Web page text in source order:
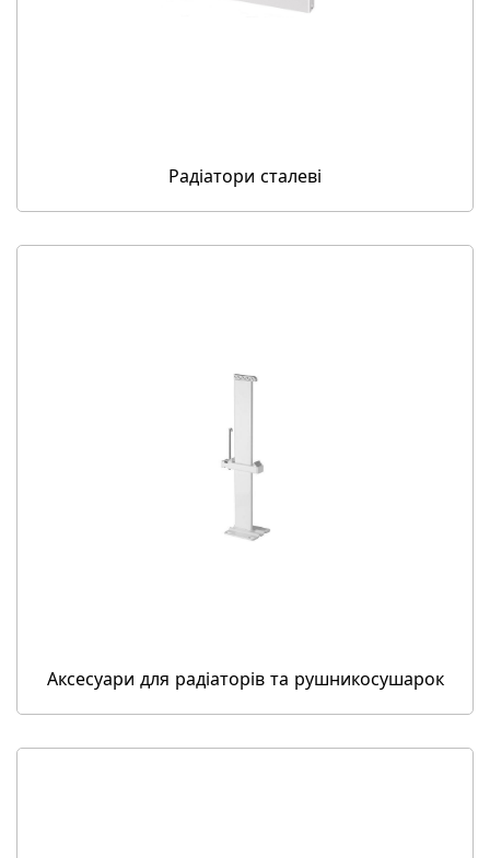
Радіатори сталеві
Аксесуари для радіаторів та рушникосушарок